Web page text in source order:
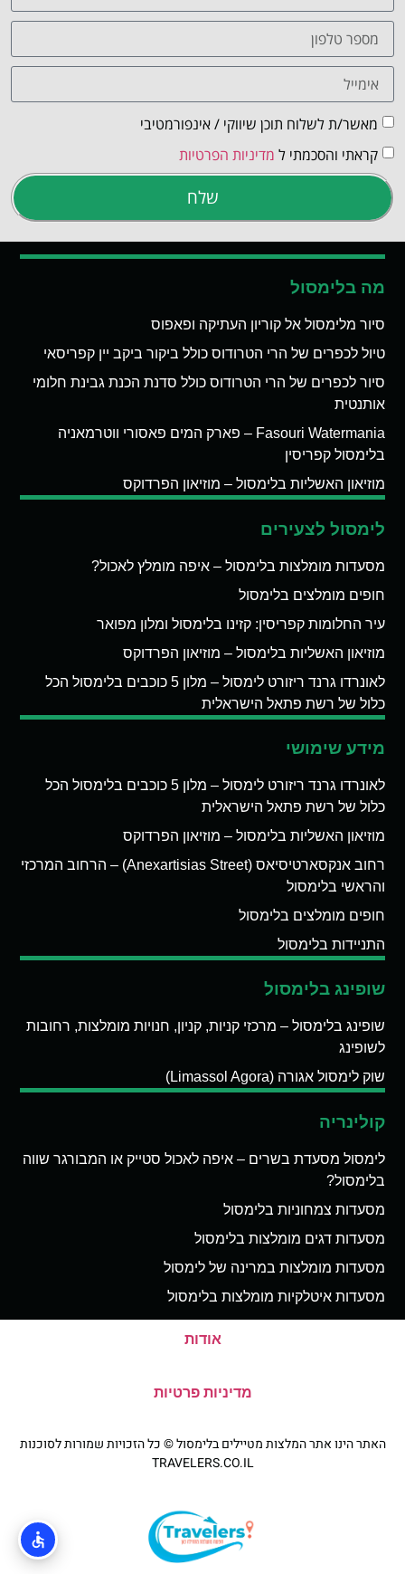
מאשר/ת לשלוח תוכן שיווקי / אינפורמטיבי
קראתי והסכמתי ל מדיניות הפרטיות
שלח
מה בלימסול
סיור מלימסול אל קוריון העתיקה ופאפוס
טיול לכפרים של הרי הטרודוס כולל ביקור ביקב יין קפריסאי
סיור לכפרים של הרי הטרודוס כולל סדנת הכנת גבינת חלומי
אותנטית
Fasouri Watermania – פארק המים פאסורי ווטרמאניה
בלימסול קפריסין
מוזיאון האשליות בלימסול – מוזיאון הפרדוקס
לימסול לצעירים
מסעדות מומלצות בלימסול – איפה מומלץ לאכול?
חופים מומלצים בלימסול
עיר החלומות קפריסין: קזינו בלימסול ומלון מפואר
מוזיאון האשליות בלימסול – מוזיאון הפרדוקס
לאונרדו גרנד ריזורט לימסול – מלון 5 כוכבים בלימסול הכל
כלול של רשת פתאל הישראלית
מידע שימושי
לאונרדו גרנד ריזורט לימסול – מלון 5 כוכבים בלימסול הכל
כלול של רשת פתאל הישראלית
מוזיאון האשליות בלימסול – מוזיאון הפרדוקס
רחוב אנקסארטיסיאס (Anexartisias Street) – הרחוב המרכזי
והראשי בלימסול
חופים מומלצים בלימסול
התניידות בלימסול
שופינג בלימסול
שופינג בלימסול – מרכזי קניות, קניון, חנויות מומלצות, רחובות
לשופינג
שוק לימסול אגורה (Limassol Agora)
קולינריה
לימסול מסעדת בשרים – איפה לאכול סטייק או המבורגר שווה
בלימסול?
מסעדות צמחוניות בלימסול
מסעדות דגים מומלצות בלימסול
מסעדות מומלצות במרינה של לימסול
מסעדות איטלקיות מומלצות בלימסול
אודות
מדיניות פרטיות
האתר הינו אתר המלצות מטיילים בלימסול © כל הזכויות שמורות לסוכנות
TRAVELERS.CO.IL